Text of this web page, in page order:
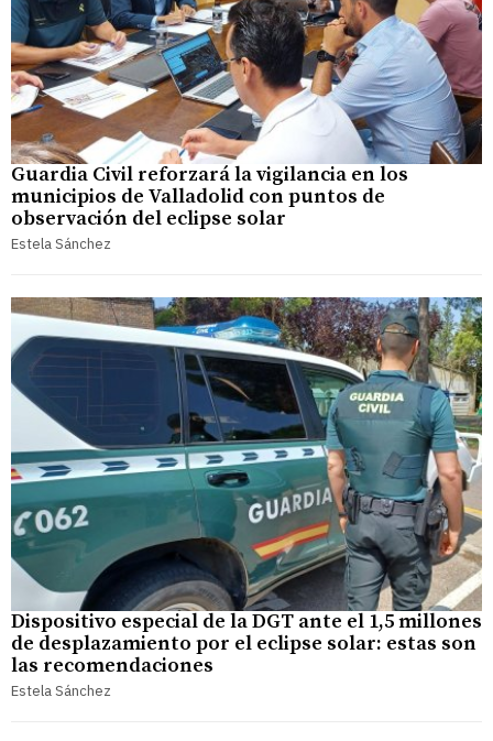
Guardia Civil reforzará la vigilancia en los
municipios de Valladolid con puntos de
observación del eclipse solar
Estela Sánchez
Dispositivo especial de la DGT ante el 1,5 millones
de desplazamiento por el eclipse solar: estas son
las recomendaciones
Estela Sánchez